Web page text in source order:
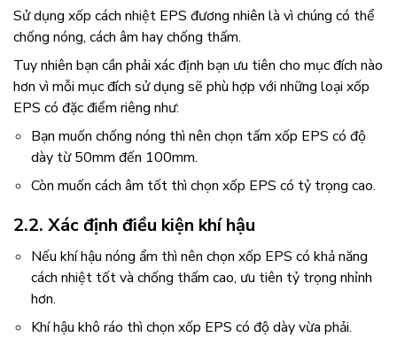
Sử dụng xốp cách nhiệt EPS đương nhiên là vì chúng có thể
chống nóng, cách âm hay chống thấm.
Tuy nhiên bạn cần phải xác định bạn ưu tiên cho mục đích nào
hơn vì mỗi mục đích sử dụng sẽ phù hợp với những loại xốp
EPS có đặc điểm riêng như:
Bạn muốn chống nóng thì nên chọn tấm xốp EPS có độ
dày từ 50mm đến 100mm.
Còn muốn cách âm tốt thì chọn xốp EPS có tỷ trọng cao.
2.2. Xác định điều kiện khí hậu
Nếu khí hậu nóng ẩm thì nên chọn xốp EPS có khả năng
cách nhiệt tốt và chống thấm cao, ưu tiên tỷ trọng nhỉnh
hơn.
Khí hậu khô ráo thì chọn xốp EPS có độ dày vừa phải.